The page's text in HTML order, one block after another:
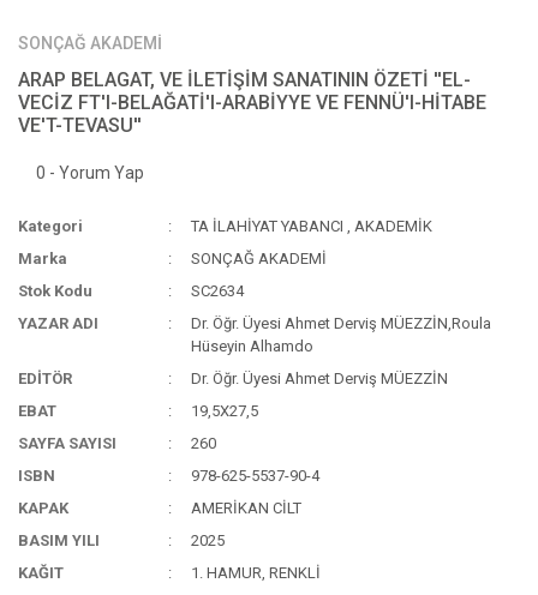
SONÇAĞ AKADEMİ
ARAP BELAGAT, VE İLETİŞİM SANATININ ÖZETİ ''EL-
VECİZ FT'I-BELAĞATİ'I-ARABİYYE VE FENNÜ'I-HİTABE
VE'T-TEVASU''
0 - Yorum Yap
Kategori TA İLAHİYAT YABANCI ,AKADEMİK
Marka
SONÇAĞ AKADEMİ
Stok Kodu
SC2634
YAZAR ADI
Dr. Öğr. Üyesi Ahmet Derviş MÜEZZİN,Roula
Hüseyin Alhamdo
EDİTÖR
Dr. Öğr. Üyesi Ahmet Derviş MÜEZZİN
EBAT
19,5X27,5
SAYFA SAYISI
260
ISBN
978-625-5537-90-4
KAPAK
AMERİKAN CİLT
BASIM YILI
2025
KAĞIT
1. HAMUR, RENKLİ